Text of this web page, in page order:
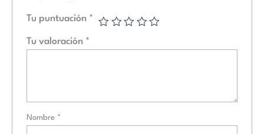
Tu puntuación *
Tu valoración *
Nombre *